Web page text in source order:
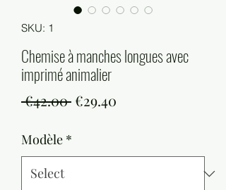
SKU: 1
Chemise à manches longues avec
imprimé animalier
€42.00 Regular
€29.40
Modèle *